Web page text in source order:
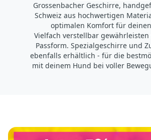
Grossenbacher Geschirre,
Schweiz aus hochwertigen
optimalen Komfort für
Vielfach verstellbar
Passform. Spezialgeschirre und
ebenfalls erhältlich - für die
mit deinem Hund bei voller